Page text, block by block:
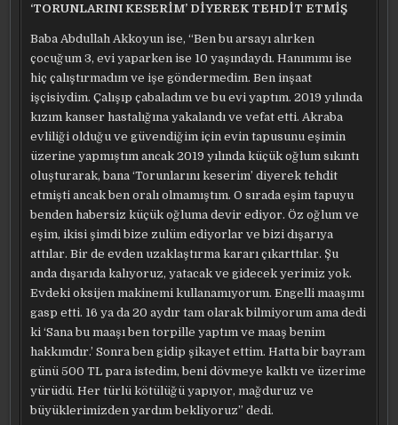
‘TORUNLARINI KESERİM’ DİYEREK TEHDİT ETMİŞ
Baba Abdullah Akkoyun ise, “Ben bu arsayı alırken
çocuğum 3, evi yaparken ise 10 yaşındaydı. Hanımımı ise
hiç çalıştırmadım ve işe göndermedim. Ben inşaat
işçisiydim. Çalışıp çabaladım ve bu evi yaptım. 2019 yılında
kızım kanser hastalığına yakalandı ve vefat etti. Akraba
evliliği olduğu ve güvendiğim için evin tapusunu eşimin
üzerine yapmıştım ancak 2019 yılında küçük oğlum sıkıntı
oluşturarak, bana ‘Torunlarını keserim’ diyerek tehdit
etmişti ancak ben oralı olmamıştım. O sırada eşim tapuyu
benden habersiz küçük oğluma devir ediyor. Öz oğlum ve
eşim, ikisi şimdi bize zulüm ediyorlar ve bizi dışarıya
attılar. Bir de evden uzaklaştırma kararı çıkarttılar. Şu
anda dışarıda kalıyoruz, yatacak ve gidecek yerimiz yok.
Evdeki oksijen makinemi kullanamıyorum. Engelli maaşımı
gasp etti. 16 ya da 20 aydır tam olarak bilmiyorum ama dedi
ki ‘Sana bu maaşı ben torpille yaptım ve maaş benim
hakkımdır.’ Sonra ben gidip şikayet ettim. Hatta bir bayram
günü 500 TL para istedim, beni dövmeye kalktı ve üzerime
yürüdü. Her türlü kötülüğü yapıyor, mağduruz ve
büyüklerimizden yardım bekliyoruz” dedi.